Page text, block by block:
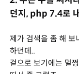
던지, php 7.4로
제가 검색을 좀 해
하던데..
겉으로 보기에는 멀